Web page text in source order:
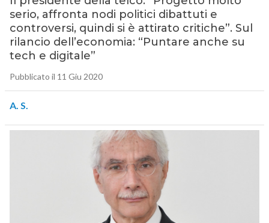
serio, affronta nodi politici dibattuti e
controversi, quindi si è attirato critiche”. Sul
rilancio dell’economia: “Puntare anche su
tech e digitale”
Pubblicato il 11 Giu 2020
A. S.